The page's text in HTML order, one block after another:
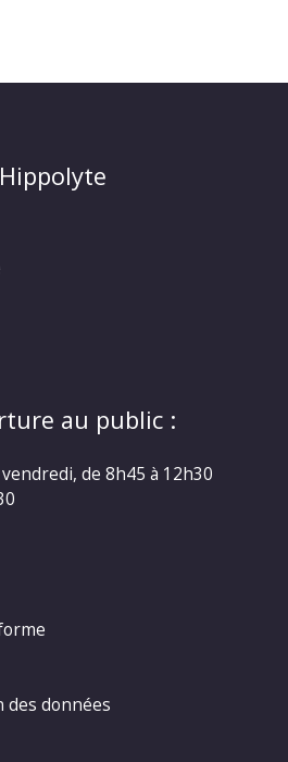
au public :
de 8h45 à 12h30
des données